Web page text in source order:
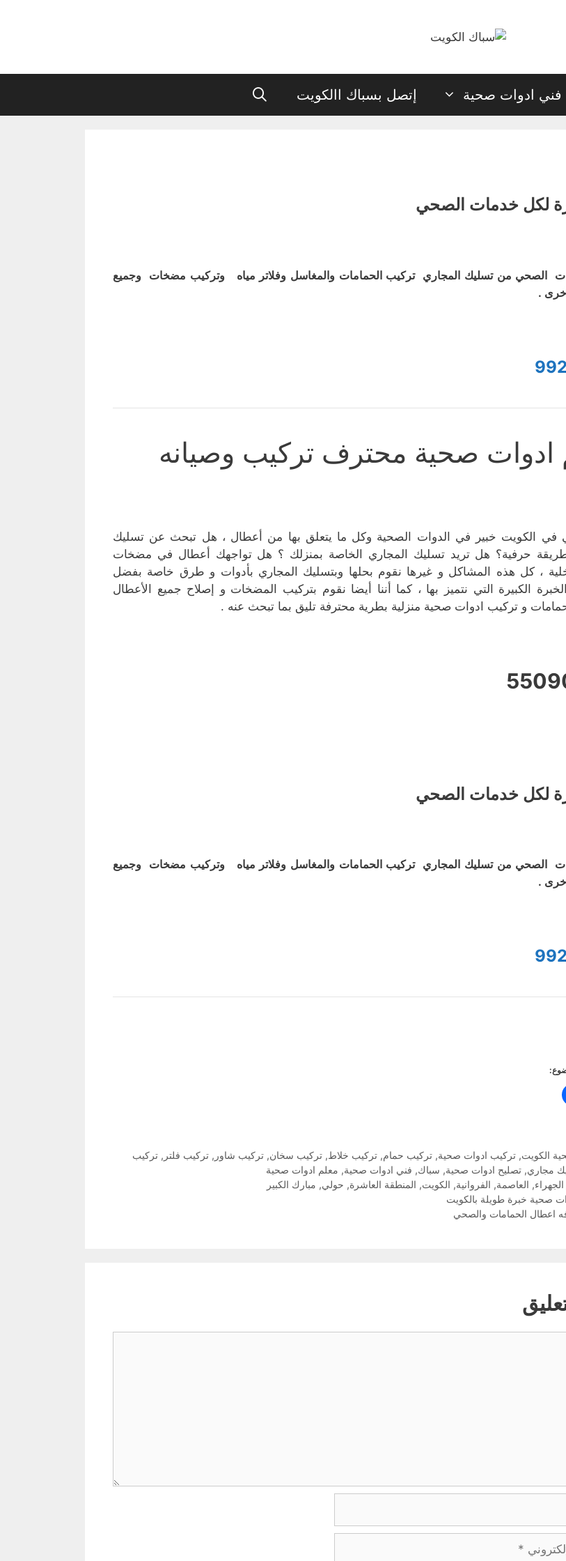
فني ادوات صحية إتصل بسباك االكويت
لكل خدمات الصحي
الصحي من تسليك المجاري تركيب الحمامات والمغاسل وفلاتر مياه وتركيب مضخات وجميع
.
ادوات صحية محترف تركيب وصيانه
الكويت خبير في الدوات الصحية وكل ما يتعلق بها من أعطال ، هل تبحث عن تسليك
حرفية؟ هل تريد تسليك المجاري الخاصة بمنزلك ؟ هل تواجهك أعطال في مضخات
، كل هذه المشاكل و غيرها نقوم بحلها وبتسليك المجاري بأدوات و طرق خاصة بفضل
الخبرة الكبيرة التي نتميز بها ، كما أننا أيضا نقوم بتركيب المضخات و إصلاح جميع الأعطال
و تركيب ادوات صحية منزلية بطرية محترفة تليق بما تبحث عنه .
لكل خدمات الصحي
الصحي من تسليك المجاري تركيب الحمامات والمغاسل وفلاتر مياه وتركيب مضخات وجميع
.
الكويت, تركيب ادوات صحية, تركيب حمام, تركيب خلاط, تركيب سخان, تركيب شاور , تركيب فلتر , تركيب
مجاري, تصليح ادوات صحية, سباك, فني ادوات صحية, معلم ادوات صحية
الجهراء, العاصمة, الفروانية, الكويت, المنطقة العاشرة, حولي, مبارك الكبير
صحية خبرة طويلة بالكويت
اعطال الحمامات والصحي